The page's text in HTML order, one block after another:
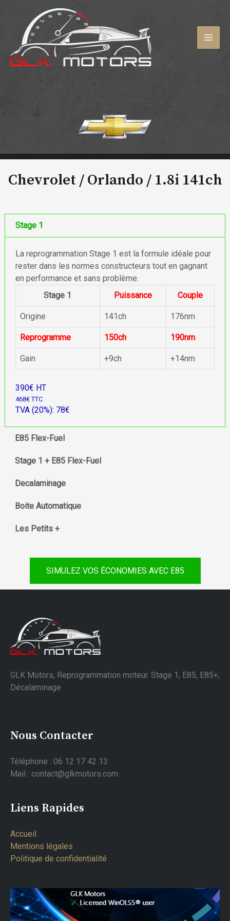
contenu
Chevrolet / Orlando / 1.8i 141ch
Stage 1
La reprogrammation Stage 1 est la formule idéale pour
rester dans les normes constructeurs tout en gagnant
en performance et sans problème.
Stage 1
Puissance Couple
Origine 141ch 176nm
Reprogramme 150ch 190nm
Gain +9ch +14nm
390€ HT
468€ TTC
TVA (20%): 78€
E85 Flex-Fuel
Stage 1 + E85 Flex-Fuel
Decalaminage
Boite Automatique
Les Petits +
SIMULEZ VOS ÉCONOMIES AVEC E85
GLK Motors, Reprogrammation moteur. Stage 1, E85, E85+,
Décalaminage
Nous Contacter
Téléphone : 06 12 17 42 13
Mail : contact@glkmotors.com
Liens Rapides
Accueil
Mentions légales
Politique de confidentialité